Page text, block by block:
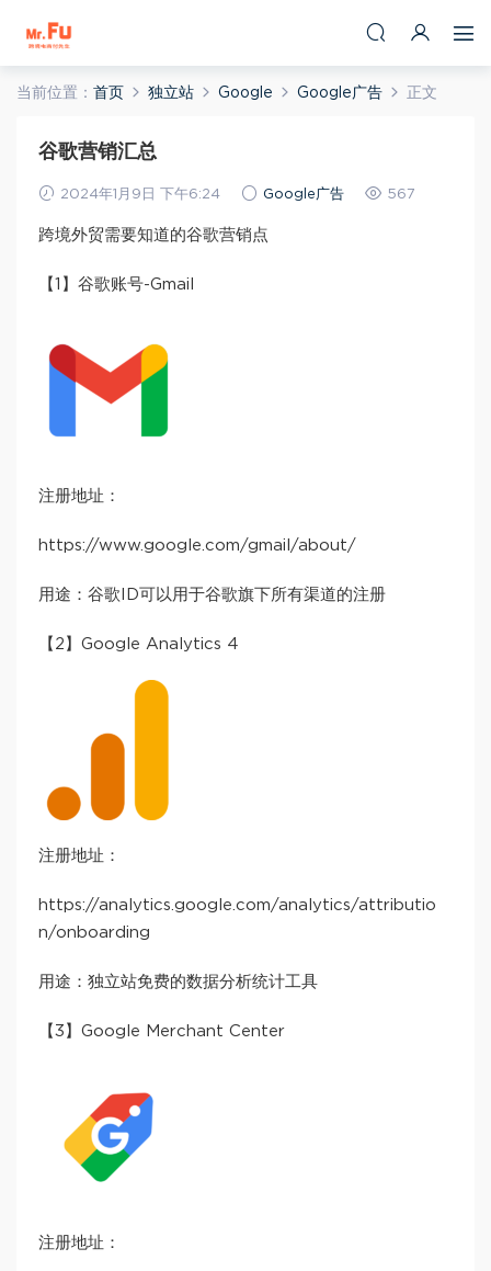
当前位置： 首页 独立站 Google Google广告 正文
谷歌营销汇总
2024年1月9日 下午6:24 Google广告 567
跨境外贸需要知道的谷歌营销点
【1】谷歌账号-Gmail
注册地址：
https://www.google.com/gmail/about/
用途：谷歌ID可以用于谷歌旗下所有渠道的注册
【2】Google Analytics 4
注册地址：
https://analytics.google.com/analytics/attributio
n/onboarding
用途：独立站免费的数据分析统计工具
【3】Google Merchant Center
注册地址：